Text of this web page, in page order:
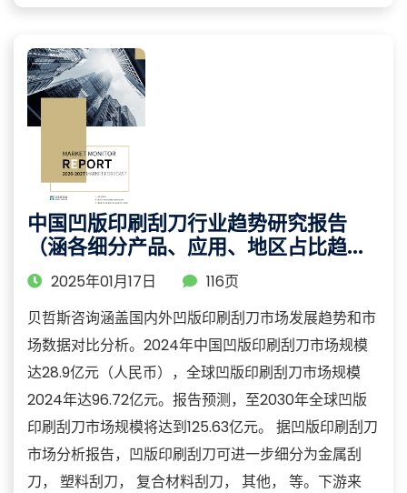
中国凹版印刷刮刀行业趋势研究报告
（涵各细分产品、应用、地区占比趋势
分析）
2025年01月17日
116页
贝哲斯咨询涵盖国内外凹版印刷刮刀市场发展趋势和市
场数据对比分析。2024年中国凹版印刷刮刀市场规模
达28.9亿元（人民币），全球凹版印刷刮刀市场规模
2024年达96.72亿元。报告预测，至2030年全球凹版
印刷刮刀市场规模将达到125.63亿元。 据凹版印刷刮刀
市场分析报告，凹版印刷刮刀可进一步细分为金属刮
刀， 塑料刮刀， 复合材料刮刀， 其他， 等。下游来